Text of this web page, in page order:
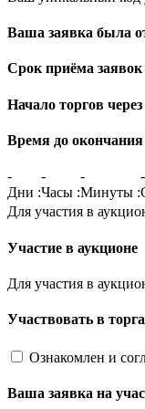
Ваша заявка была
Срок приёма заявок
Начало торгов через
Время до окончания
-
Дни :
-
Часы :
-
Минуты :
-
Для участия в
Участие в аукционе
Для участия в
Участвовать в
Ознакомлен и
Ваша заявка на